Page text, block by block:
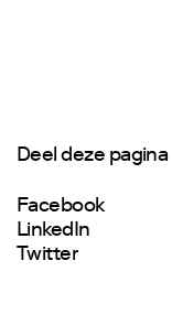
Deel deze pagina
Facebook
LinkedIn
Twitter